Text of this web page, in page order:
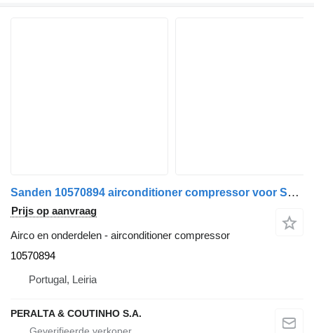
Sanden 10570894 airconditioner compressor voor Scania vrachtwagen
Prijs op aanvraag
Airco en onderdelen - airconditioner compressor
10570894
Portugal, Leiria
PERALTA & COUTINHO S.A.